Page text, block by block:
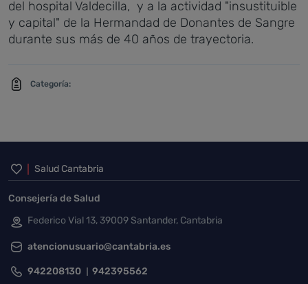
del hospital Valdecilla, y a la actividad "insustituible
y capital" de la Hermandad de Donantes de Sangre
durante sus más de 40 años de trayectoria.
Categoría:
Inicio del pie de página
Salud Cantabria
Consejería de Salud
Federico Vial 13, 39009 Santander, Cantabria
atencionusuario@cantabria.es
942208130 942395562